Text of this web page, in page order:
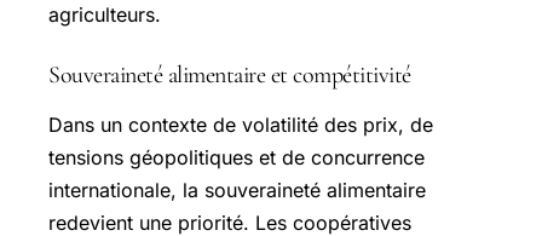
agriculteurs.
Souveraineté alimentaire et compétitivité
Dans un contexte de volatilité des prix, de
tensions géopolitiques et de concurrence
internationale, la souveraineté alimentaire
redevient une priorité. Les coopératives